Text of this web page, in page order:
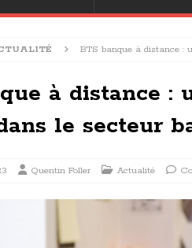
BTS banque à distance :
à distance :
le secteur
Quentin Foller Actualité